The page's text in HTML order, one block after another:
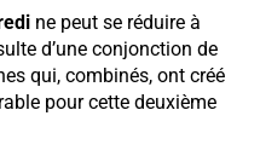
ne peut se réduire à
d’une conjonction de
qui, combinés, ont créé
pour cette deuxième